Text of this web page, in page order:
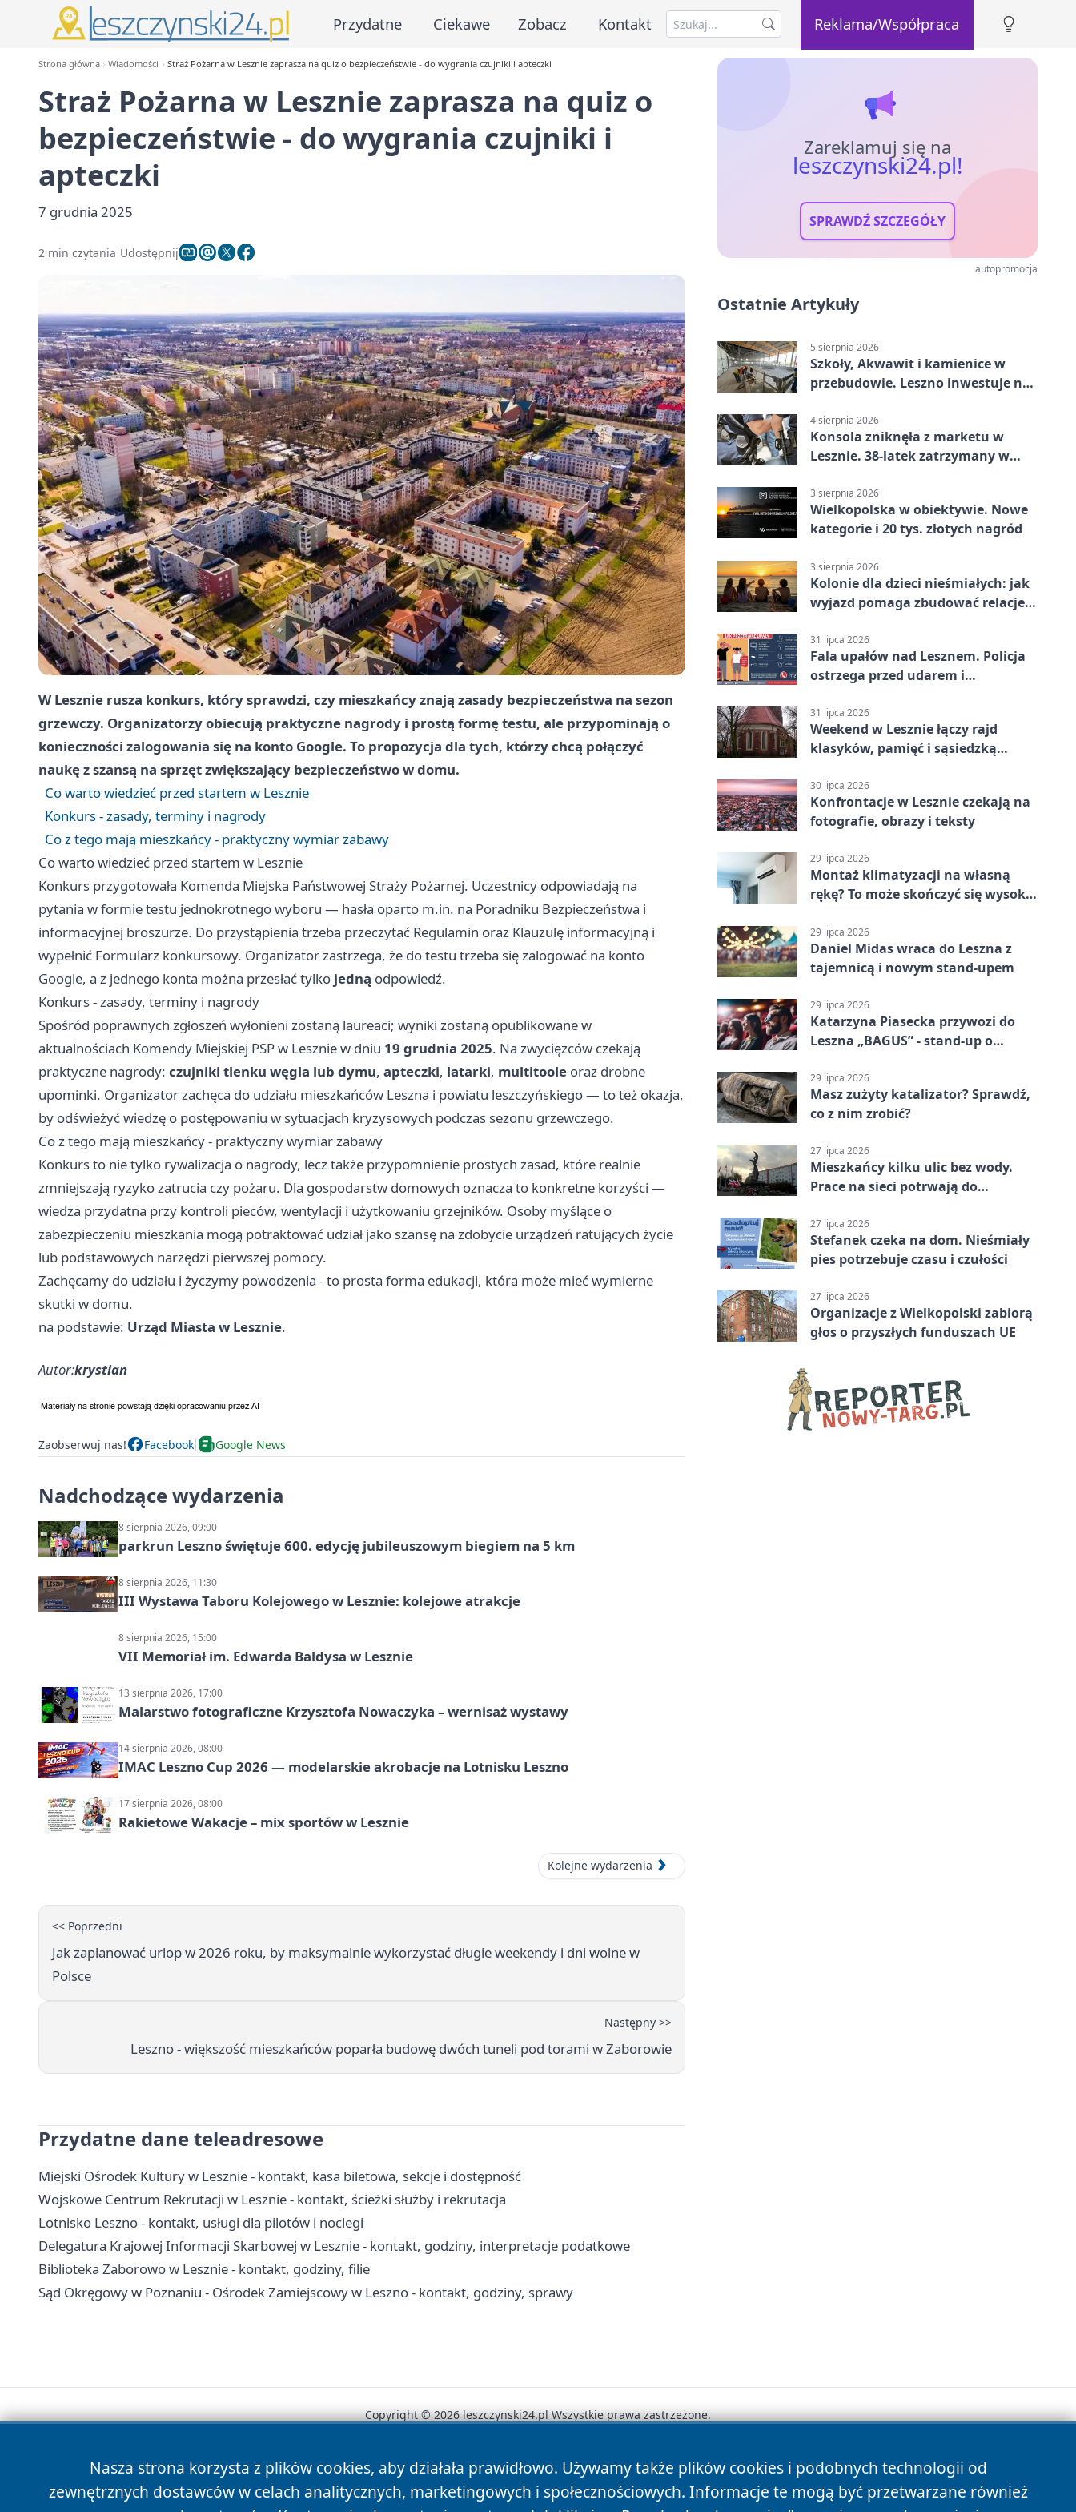
Przydatne Ciekawe Zobacz Kontakt Reklama/Współpraca
Strona główna Wiadomości Straż Pożarna w Lesznie zaprasza na quiz o bezpieczeństwie - do wygrania czujniki i apteczki
Straż Pożarna w Lesznie zaprasza na quiz o
bezpieczeństwie - do wygrania czujniki i
apteczki
7 grudnia 2025
2 min czytania Udostępnij
W Lesznie rusza konkurs, który sprawdzi, czy mieszkańcy znają zasady bezpieczeństwa na sezon
grzewczy. Organizatorzy obiecują praktyczne nagrody i prostą formę testu, ale przypominają o
konieczności zalogowania się na konto Google. To propozycja dla tych, którzy chcą połączyć
naukę z szansą na sprzęt zwiększający bezpieczeństwo w domu.
Co warto wiedzieć przed startem w Lesznie
Konkurs - zasady, terminy i nagrody
Co z tego mają mieszkańcy - praktyczny wymiar zabawy
Co warto wiedzieć przed startem w Lesznie
Konkurs przygotowała Komenda Miejska Państwowej Straży Pożarnej. Uczestnicy odpowiadają na
pytania w formie testu jednokrotnego wyboru — hasła oparto m.in. na Poradniku Bezpieczeństwa i
informacyjnej broszurze. Do przystąpienia trzeba przeczytać Regulamin oraz Klauzulę informacyjną i
wypełnić Formularz konkursowy. Organizator zastrzega, że do testu trzeba się zalogować na konto
Google, a z jednego konta można przesłać tylko jedną odpowiedź.
Konkurs - zasady, terminy i nagrody
Spośród poprawnych zgłoszeń wyłonieni zostaną laureaci; wyniki zostaną opublikowane w
aktualnościach Komendy Miejskiej PSP w Lesznie w dniu 19 grudnia 2025. Na zwycięzców czekają
praktyczne nagrody: czujniki tlenku węgla lub dymu, apteczki, latarki, multitoole oraz drobne
upominki. Organizator zachęca do udziału mieszkańców Leszna i powiatu leszczyńskiego — to też okazja,
by odświeżyć wiedzę o postępowaniu w sytuacjach kryzysowych podczas sezonu grzewczego.
Co z tego mają mieszkańcy - praktyczny wymiar zabawy
Konkurs to nie tylko rywalizacja o nagrody, lecz także przypomnienie prostych zasad, które realnie
zmniejszają ryzyko zatrucia czy pożaru. Dla gospodarstw domowych oznacza to konkretne korzyści —
wiedza przydatna przy kontroli pieców, wentylacji i użytkowaniu grzejników. Osoby myślące o
zabezpieczeniu mieszkania mogą potraktować udział jako szansę na zdobycie urządzeń ratujących życie
lub podstawowych narzędzi pierwszej pomocy.
Zachęcamy do udziału i życzymy powodzenia - to prosta forma edukacji, która może mieć wymierne
skutki w domu.
na podstawie: Urząd Miasta w Lesznie.
Autor:krystian
Zaobserwuj nas! Facebook Google News
Nadchodzące wydarzenia
8 sierpnia 2026, 09:00
parkrun Leszno świętuje 600. edycję jubileuszowym biegiem na 5 km
8 sierpnia 2026, 11:30
III Wystawa Taboru Kolejowego w Lesznie: kolejowe atrakcje
8 sierpnia 2026, 15:00
VII Memoriał im. Edwarda Baldysa w Lesznie
13 sierpnia 2026, 17:00
Malarstwo fotograficzne Krzysztofa Nowaczyka – wernisaż wystawy
14 sierpnia 2026, 08:00
IMAC Leszno Cup 2026 — modelarskie akrobacje na Lotnisku Leszno
17 sierpnia 2026, 08:00
Rakietowe Wakacje – mix sportów w Lesznie
Kolejne wydarzenia
<< Poprzedni
Jak zaplanować urlop w 2026 roku, by maksymalnie wykorzystać długie weekendy i dni wolne w
Polsce
Następny >>
Leszno - większość mieszkańców poparła budowę dwóch tuneli pod torami w Zaborowie
Przydatne dane teleadresowe
Miejski Ośrodek Kultury w Lesznie - kontakt, kasa biletowa, sekcje i dostępność
Wojskowe Centrum Rekrutacji w Lesznie - kontakt, ścieżki służby i rekrutacja
Lotnisko Leszno - kontakt, usługi dla pilotów i noclegi
Delegatura Krajowej Informacji Skarbowej w Lesznie - kontakt, godziny, interpretacje podatkowe
Biblioteka Zaborowo w Lesznie - kontakt, godziny, filie
Sąd Okręgowy w Poznaniu - Ośrodek Zamiejscowy w Leszno - kontakt, godziny, sprawy
Zareklamuj się na
leszczynski24.pl!
SPRAWDŹ SZCZEGÓŁY
autopromocja
Ostatnie Artykuły
5 sierpnia 2026
Szkoły, Akwawit i kamienice w
przebudowie. Leszno inwestuje na
4 sierpnia 2026
Konsola zniknęła z marketu w
Lesznie. 38-latek zatrzymany w
3 sierpnia 2026
Wielkopolska w obiektywie. Nowe
kategorie i 20 tys. złotych nagród
3 sierpnia 2026
Kolonie dla dzieci nieśmiałych: jak
wyjazd pomaga zbudować relacje z
31 lipca 2026
Fala upałów nad Lesznem. Policja
ostrzega przed udarem i
31 lipca 2026
Weekend w Lesznie łączy rajd
klasyków, pamięć i sąsiedzką
30 lipca 2026
Konfrontacje w Lesznie czekają na
fotografie, obrazy i teksty
29 lipca 2026
Montaż klimatyzacji na własną
rękę? To może skończyć się wysoką
29 lipca 2026
Daniel Midas wraca do Leszna z
tajemnicą i nowym stand-upem
29 lipca 2026
Katarzyna Piasecka przywozi do
Leszna „BAGUS” - stand-up o
29 lipca 2026
Masz zużyty katalizator? Sprawdź,
co z nim zrobić?
27 lipca 2026
Mieszkańcy kilku ulic bez wody.
Prace na sieci potrwają do
27 lipca 2026
Stefanek czeka na dom. Nieśmiały
pies potrzebuje czasu i czułości
27 lipca 2026
Organizacje z Wielkopolski zabiorą
głos o przyszłych funduszach UE
Nasza strona korzysta z plików cookies, aby działała prawidłowo. Używamy także plików cookies i podobnych technologii od
zewnętrznych dostawców w celach analitycznych, marketingowych i społecznościowych. Informacje te mogą być przetwarzane również
Copyright © 2026 leszczynski24.pl Wszystkie prawa zastrzeżone.
News Autorzy Polityka Prywatności Polityka Cookies